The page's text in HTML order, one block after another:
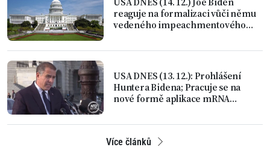
reaguje na formalizaci vůči němu
vedeného impeachmentového
USA DNES (13. 12.): Prohlášení
Huntera Bidena; Pracuje se na
nové formě aplikace mRNA
Více článků